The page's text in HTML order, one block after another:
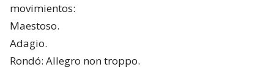
movimientos:
Maestoso.
Adagio.
Rondó: Allegro non troppo.